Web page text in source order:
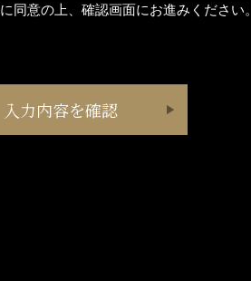
に同意の上、確認画面にお進みください。